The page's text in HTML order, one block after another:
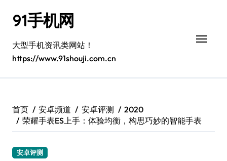
91手机网
大型手机资讯类网站！
https://www.91shouji.com.cn
首页 安卓频道 安卓评测
2020
荣耀手表ES上手：体验均衡，构思巧妙的智能手表
安卓评测